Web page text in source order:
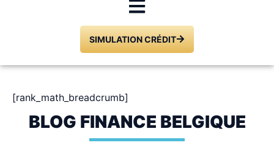
SIMULATION CRÉDIT
[rank_math_breadcrumb]
BLOG FINANCE BELGIQUE